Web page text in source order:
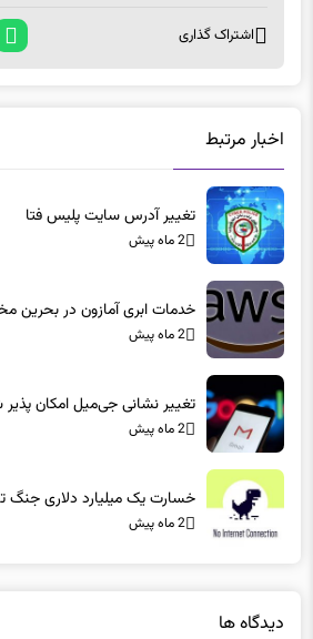
اشتراک گذاری
اخبار مرتبط
تغییر آدرس سایت پلیس فتا
2 ماه پیش
خدمات ابری آمازون در بحرین
2 ماه پیش
تغییر نشانی جی‌میل امکان
2 ماه پیش
خسارت یک میلیارد دلاری جنگ
2 ماه پیش
دیدگاه ها